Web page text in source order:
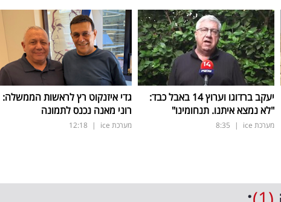
יעקב ברדוגו וערוץ 14 באבל כבד:
"לא נמצא איתנו. תנחומינו"
מערכת ice |
8:35
גדי איזנקוט רץ לראשות הממשלה:
רוני מאנה נכנס לתמונה
מערכת ice |
12:18